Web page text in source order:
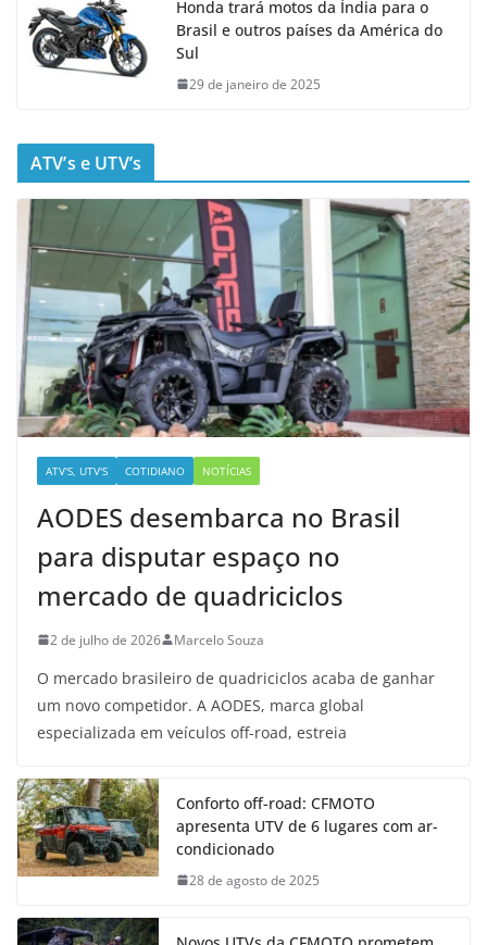
Honda trará motos da Índia para o
Brasil e outros países da América do
Sul
29 de janeiro de 2025
ATV’s e UTV’s
ATV'S, UTV'S COTIDIANO NOTÍCIAS
AODES desembarca no Brasil
para disputar espaço no
mercado de quadriciclos
2 de julho de 2026 Marcelo Souza
O mercado brasileiro de quadriciclos acaba de ganhar
um novo competidor. A AODES, marca global
especializada em veículos off-road, estreia
Conforto off-road: CFMOTO
apresenta UTV de 6 lugares com ar-
condicionado
28 de agosto de 2025